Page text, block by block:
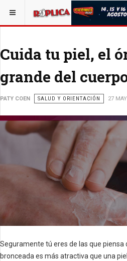
ESTÁ AQUÍ: SALUD OPINIÓN
Cuida tu piel, el
grande del
PATY COEN SALUD Y ORIENTACIÓN 27
Seguramente tú eres de las que piensa
bronceada es más atractiva que una